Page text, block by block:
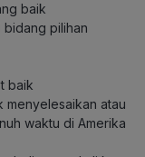
baik
pilihan
baik
menyelesaikan atau
waktu di Amerika